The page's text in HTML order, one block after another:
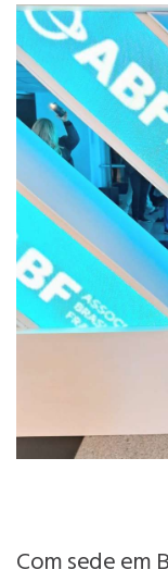
Com sede em